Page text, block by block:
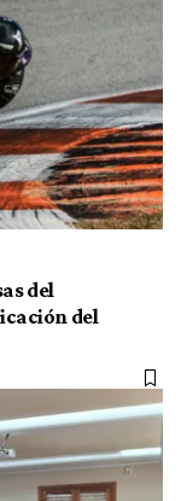
del
del